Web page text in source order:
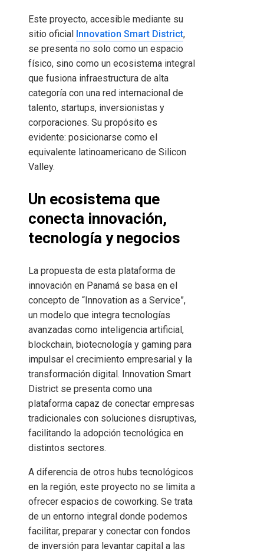
Este proyecto, accesible mediante su
sitio oficial
Innovation Smart District,
se presenta no solo como un espacio
físico, sino como un ecosistema integral
que fusiona infraestructura de alta
categoría con una red internacional de
talento, startups, inversionistas y
corporaciones. Su propósito es
evidente: posicionarse como el
equivalente latinoamericano de Silicon
Valley.
Un ecosistema que
conecta innovación,
tecnología y negocios
La propuesta de esta plataforma de
innovación en Panamá se basa en el
concepto de “Innovation as a Service”,
un modelo que integra tecnologías
avanzadas como inteligencia artificial,
blockchain, biotecnología y gaming para
impulsar el crecimiento empresarial y la
transformación digital. Innovation Smart
District se presenta como una
plataforma capaz de conectar empresas
tradicionales con soluciones disruptivas,
facilitando la adopción tecnológica en
distintos sectores.
A diferencia de otros hubs tecnológicos
en la región, este proyecto no se limita a
ofrecer espacios de coworking. Se trata
de un entorno integral donde podemos
facilitar, preparar y conectar con fondos
de inversión para levantar capital a las